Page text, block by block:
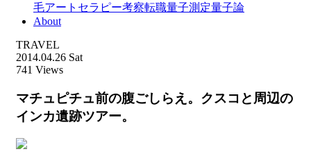
毛アートセラピー考察転職量子測定量子論
About
TRAVEL
2014.04.26 Sat
741 Views
マチュピチュ前の腹ごしらえ。クスコと周辺の
インカ遺跡ツアー。